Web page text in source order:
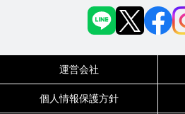
運営会社
個人情報保護方針